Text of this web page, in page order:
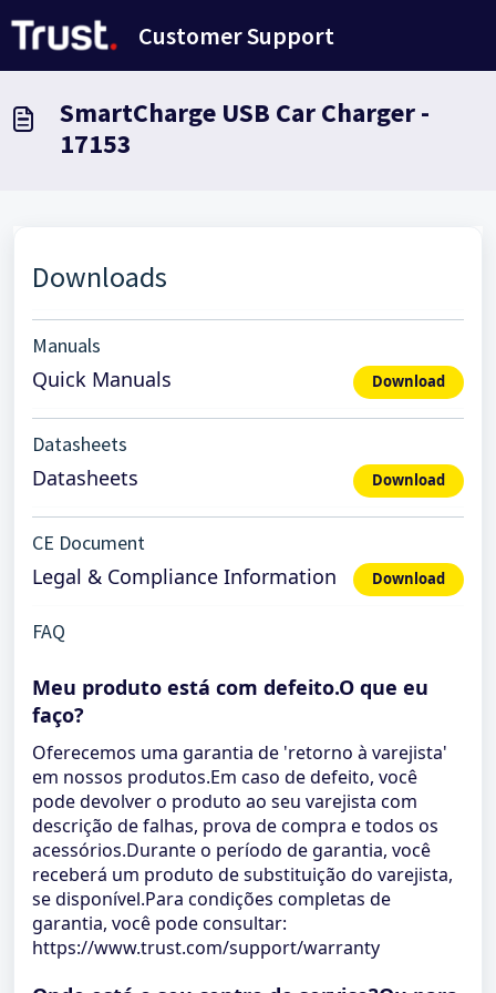
Customer Support
SmartCharge USB Car Charger -
17153
Downloads
Manuals
Quick Manuals Download
Datasheets
Datasheets Download
CE Document
Legal & Compliance Information Download
FAQ
Meu produto está com defeito.O que eu
faço?
Oferecemos uma garantia de 'retorno à varejista'
em nossos produtos.Em caso de defeito, você
pode devolver o produto ao seu varejista com
descrição de falhas, prova de compra e todos os
acessórios.Durante o período de garantia, você
receberá um produto de substituição do varejista,
se disponível.Para condições completas de
garantia, você pode consultar:
https://www.trust.com/support/warranty